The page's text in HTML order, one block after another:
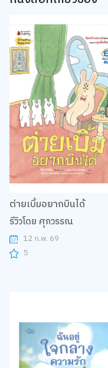
ต่ายเบิ้มอยากบินได้
รีวิวโดย ศุภวรรณ
12 ก.พ. 69
5